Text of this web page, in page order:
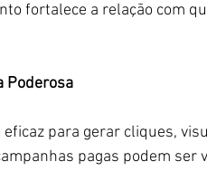
fortalece a relação com
Poderosa
para gerar cliques,
pagas podem ser